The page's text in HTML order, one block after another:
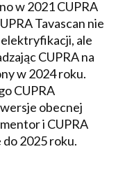
w 2021 CUPRA
Tavascan nie
ale
CUPRA na
w 2024 roku.
CUPRA
obecnej
i CUPRA
2025 roku.